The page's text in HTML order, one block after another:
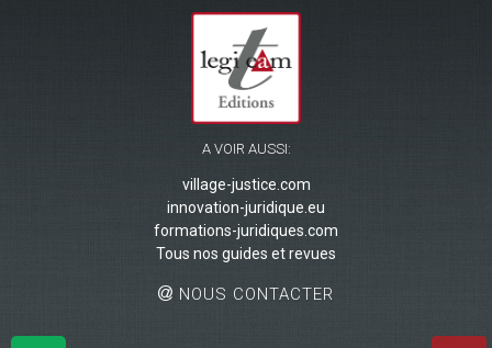
A VOIR AUSSI:
village-justice.com
innovation-juridique.eu
formations-juridiques.com
Tous nos guides et revues
NOUS CONTACTER